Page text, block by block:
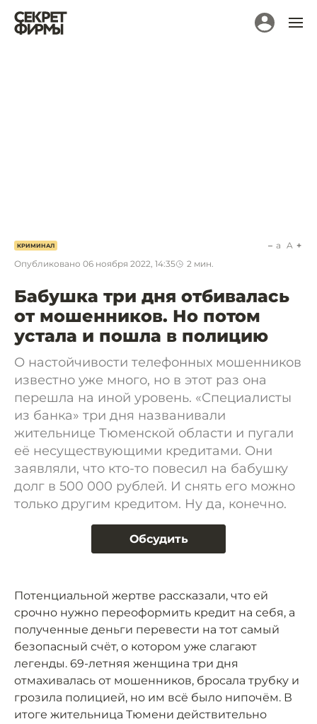
КРИМИНАЛ
Опубликовано 06 ноября 2022, 14:35 2 мин.
a A
Бабушка три дня отбивалась
от мошенников. Но потом
устала и пошла в полицию
О настойчивости телефонных мошенников
известно уже много, но в этот раз она
перешла на иной уровень. «Специалисты
из банка» три дня названивали
жительнице Тюменской области и пугали
её несуществующими кредитами. Они
заявляли, что кто-то повесил на бабушку
долг в 500 000 рублей. И снять его можно
только другим кредитом. Ну да, конечно.
Обсудить
Потенциальной жертве рассказали, что ей
срочно нужно переоформить кредит на себя, а
полученные деньги перевести на тот самый
безопасный счёт, о котором уже слагают
легенды. 69-летняя женщина три дня
отмахивалась от мошенников, бросала трубку и
грозила полицией, но им всё было нипочём. В
итоге жительница Тюмени действительно